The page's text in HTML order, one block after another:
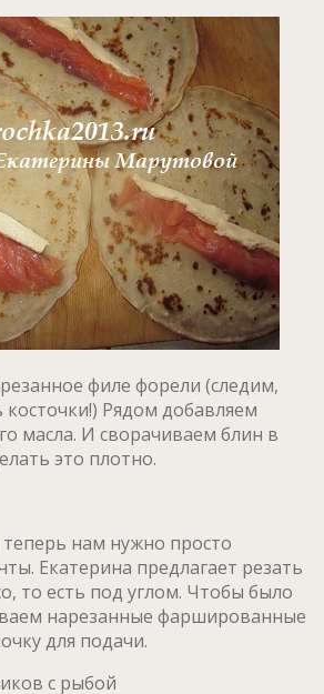
филе форели (следим,
Рядом добавляем
масла. И сворачиваем блин в
это плотно.
нам нужно просто
Екатерина предлагает резать
то есть под углом. Чтобы было
нарезанные фаршированные
для подачи.